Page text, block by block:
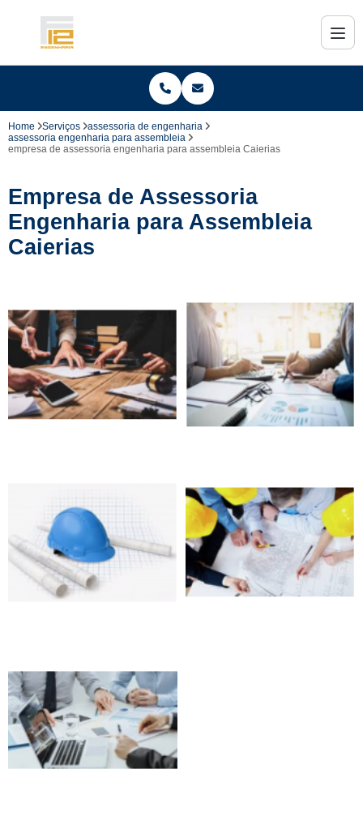
Home Serviços
assessoria de engenharia
assessoria engenharia para assembleia
empresa de assessoria engenharia para assembleia Caierias
Empresa de Assessoria
Engenharia para Assembleia
Caierias